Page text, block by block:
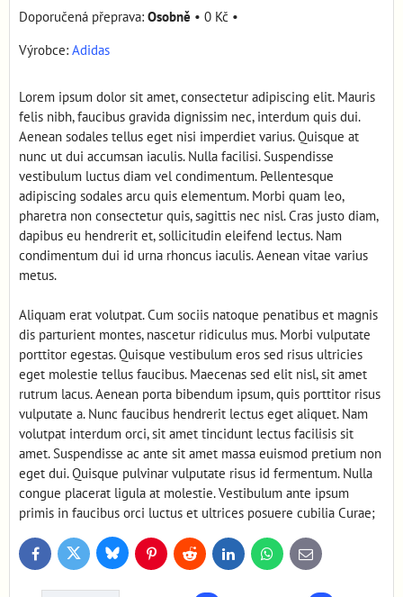
Osobně • 0 Kč •
Výrobce: Adidas
Lorem ipsum dolor sit amet, consectetur adipiscing elit. Mauris
felis nibh, faucibus gravida dignissim nec, interdum quis dui.
Aenean sodales tellus eget nisi imperdiet varius. Quisque at
nunc ut dui accumsan iaculis. Nulla facilisi. Suspendisse
vestibulum luctus diam vel condimentum. Pellentesque
adipiscing sodales arcu quis elementum. Morbi quam leo,
pharetra non consectetur quis, sagittis nec nisl. Cras justo diam,
dapibus eu hendrerit et, sollicitudin eleifend lectus. Nam
condimentum dui id urna rhoncus iaculis. Aenean vitae varius
metus.
Aliquam erat volutpat. Cum sociis natoque penatibus et magnis
dis parturient montes, nascetur ridiculus mus. Morbi vulputate
porttitor egestas. Quisque vestibulum eros sed risus ultricies
eget molestie tellus faucibus. Maecenas sed elit nisl, sit amet
rutrum lacus. Aenean porta bibendum ipsum, quis porttitor risus
vulputate a. Nunc faucibus hendrerit lectus eget aliquet. Nam
volutpat interdum orci, sit amet tincidunt lectus facilisis sit
amet. Suspendisse ac ante sit amet massa euismod pretium non
eget dui. Quisque pulvinar vulputate risus id fermentum. Nulla
congue placerat ligula at molestie. Vestibulum ante ipsum
primis in faucibus orci luctus et ultrices posuere cubilia Curae;
FacebookTwitter BlueskyPinterestReddit LinkedInWhatsApp
E-
mail